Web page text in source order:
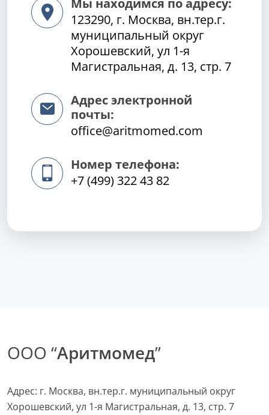
Мы находимся по адресу:
123290, г. Москва, вн.тер.г.
муниципальный округ
Хорошевский, ул 1-я
Магистральная, д. 13, стр. 7
Адрес электронной
почты:
office@aritmomed.com
Номер телефона:
+7 (499) 322 43 82
ООО “Аритмомед”
Адрес: г. Москва, вн.тер.г. муниципальный округ
Хорошевский, ул 1-я Магистральная, д. 13, стр. 7